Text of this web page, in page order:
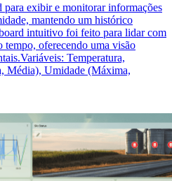
para exibir e monitorar informações
mantendo um histórico
intuitivo foi feito para lidar com
oferecendo uma visão
Temperatura,
Média), Umidade (Máxima,